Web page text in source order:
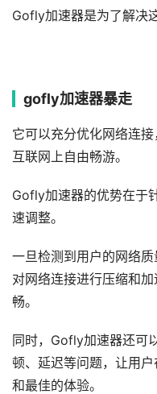
Gofly加速器是为了解决
gofly加速器暴走
它可以充分优化网络连
互联网上自由畅游。
Gofly加速器的优势在于
速调整。
一旦检测到用户的网络质
对网络连接进行压缩和
畅。
同时，Gofly加速器还可
顿、延迟等问题，让用
和最佳的体验。